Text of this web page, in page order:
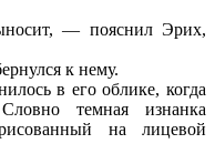
— пояснил Эрих,
к нему.
в его облике, когда
темная изнанка
на лицевой